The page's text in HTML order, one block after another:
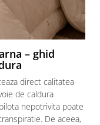
– ghid
direct calitatea
de caldura
nepotrivita poate
De aceea,